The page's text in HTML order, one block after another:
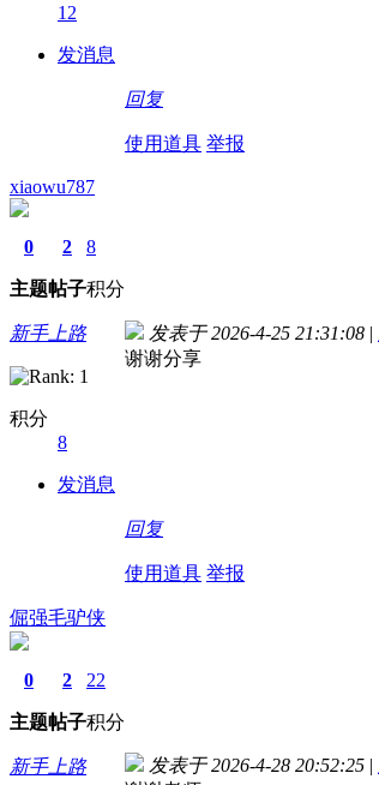
12
发消息
回复
使用道具 举报
xiaowu787
0
主题
2
帖子
8
积分
新手上路
积分
8
发消息
发表于 2026-4-25 21:31:08 |
谢谢分享
回复
使用道具 举报
倔强毛驴侠
0
主题
2
帖子
22
积分
新手上路 发表于 2026-4-28 20:52:25 |